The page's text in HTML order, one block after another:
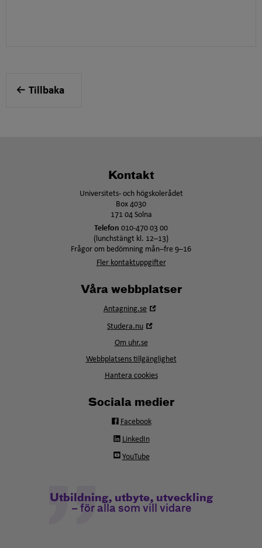
Tillbaka
Kontakt
Universitets- och högskolerådet
Box 4030
171 04 Solna
Telefon 010-470 03 00
(lunchstängt kl. 12–13)
Frågor om bedömning mån–fre 9–16
Fler kontaktuppgifter
Våra webbplatser
Antagning.se
Studera.nu
fönster
Om uhr.se
Webbplatsens tillgänglighet
Hantera cookies
Sociala medier
Facebook
LinkedIn
YouTube
Utbildning, utbyte, utveckling
– för alla som vill vidare